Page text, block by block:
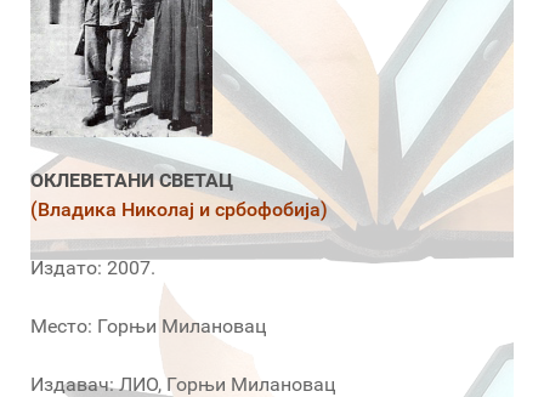
ОКЛЕВЕТАНИ СВЕТАЦ
(Владика Николај и србофобија)
Издато: 2007.
Место: Горњи Милановац
Издавач: ЛИО, Горњи Милановац